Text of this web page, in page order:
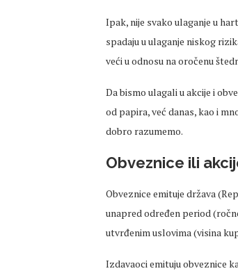
Ipak, nije svako ulaganje u
spadaju u ulaganje niskog
veći u odnosu na oročenu
Da bismo ulagali u akcije i
od papira, već danas, kao i
dobro razumemo.
Obveznice ili
Obveznice emituje država
unapred određen period
utvrđenim uslovima (visina
Izdavaoci emituju obveznice